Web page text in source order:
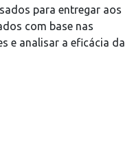
para entregar aos
com base nas
e analisar a eficácia da